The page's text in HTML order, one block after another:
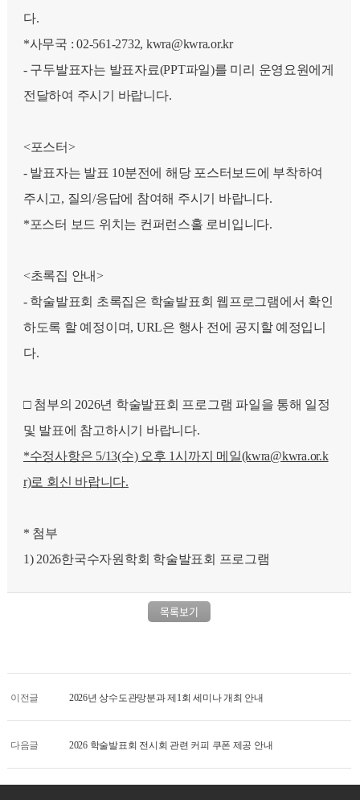
다.
*사무국 : 02-561-2732, kwra@kwra.or.kr
- 구두발표자는 발표자료(PPT파일)를 미리 운영요원에게
전달하여 주시기 바랍니다.
<포스터>
- 발표자는 발표 10분전에 해당 포스터보드에 부착하여
주시고, 질의/응답에 참여해 주시기 바랍니다.
*포스터 보드 위치는 컨퍼런스홀 로비입니다.
<초록집 안내>
- 학술발표회 초록집은 학술발표회 웹프로그램에서 확인
하도록 할 예정이며, URL은 행사 전에 공지할 예정입니
다.
□ 첨부의 2026년 학술발표회 프로그램 파일을 통해 일정
및 발표에 참고하시기 바랍니다.
*수정사항은 5/13(수) 오후 1시까지 메일(kwra@kwra.or.k
r)로 회신 바랍니다.
* 첨부
1) 2026한국수자원학회 학술발표회 프로그램
목록보기
이전글 2026년 상수도관망분과 제1회 세미나 개최 안내
다음글 2026 학술발표회 전시회 관련 커피 쿠폰 제공 안내